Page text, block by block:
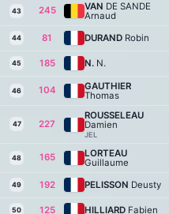
43 245 VAN DE SANDE
Arnaud
44 81 DURAND Robin
45 185 N. N.
46 104
GAUTHIER
Thomas
47 227
ROUSSELEAU
Damien
JEL
48 165
LORTEAU
Guillaume
49 192 PELISSON Deusty
50 125 HILLIARD Fabien